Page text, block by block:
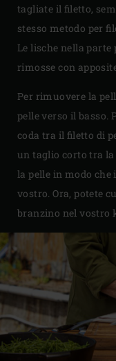
tagliate il filetto,
stesso metodo per
Le lische nella parte
rimosse con
Per rimuovere la
pelle verso il basso.
coda tra il filetto di
un taglio corto tra
la pelle in modo
vostro. Ora, potete
branzino nel vostro